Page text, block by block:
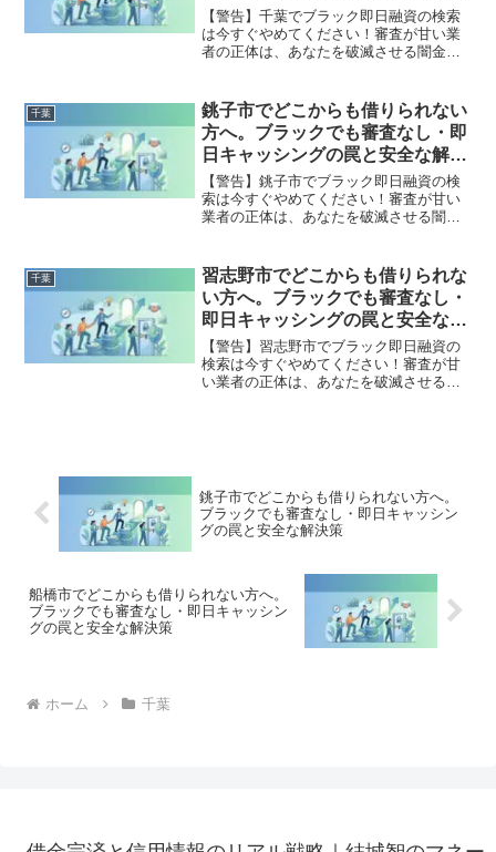
【警告】千葉でブラック即日融資の検索
は今すぐやめてください！審査が甘い業
者の正体は、あなたを破滅させる闇金で
違法業者を避け、借金地獄から抜け出し
た方々の実体験と確実な解決策を完全公
開。
千葉
銚子市でどこからも借りられない
方へ。ブラックでも審査なし・即
日キャッシングの罠と安全な解決
策
【警告】銚子市でブラック即日融資の検
索は今すぐやめてください！審査が甘い
業者の正体は、あなたを破滅させる闇金
市で違法業者を避け、借金地獄から抜け
出した方々の実体験と確実な解決策を完
全公開。
千葉
習志野市でどこからも借りられな
い方へ。ブラックでも審査なし・
即日キャッシングの罠と安全な解
決策
【警告】習志野市でブラック即日融資の
検索は今すぐやめてください！審査が甘
い業者の正体は、あなたを破滅させる闇
銚子市でどこからも借りられない方へ。
ブラックでも審査なし・即日キャッシン
グの罠と安全な解決策
船橋市でどこからも借りられない方へ。
ブラックでも審査なし・即日キャッシン
グの罠と安全な解決策
ホーム 千葉